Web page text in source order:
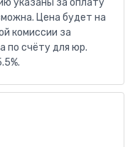
Цена будет на
комиссии за
по счёту для юр.